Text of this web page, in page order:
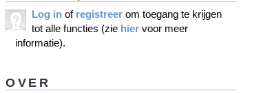
Log in of registreer om toegang te krijgen
tot alle functies (zie hier voor meer
informatie).
OVER